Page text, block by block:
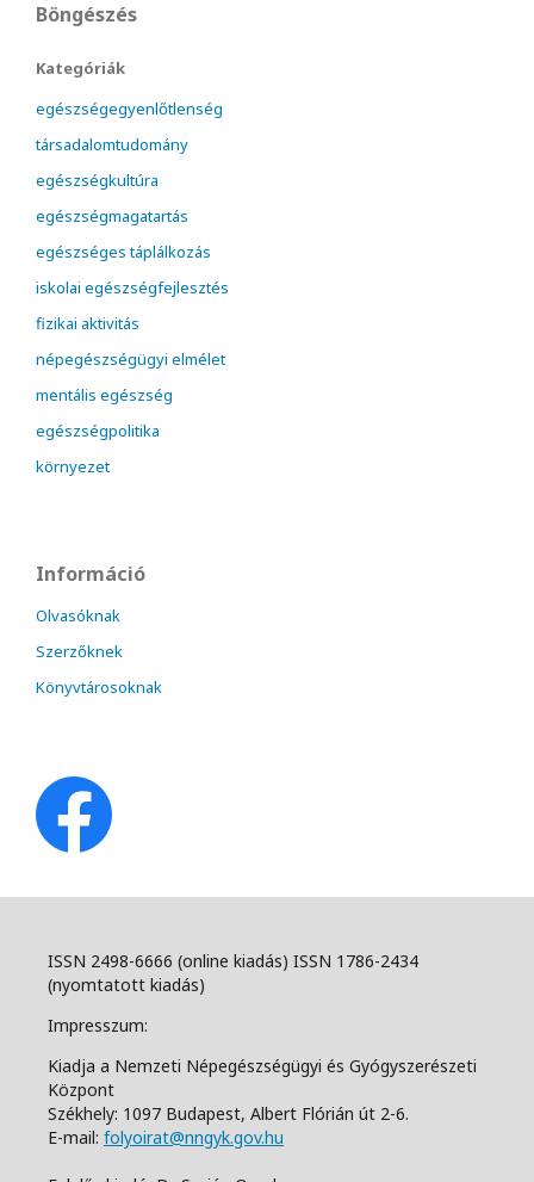
Böngészés
Kategóriák
egészségegyenlőtlenség
társadalomtudomány
egészségkultúra
egészségmagatartás
egészséges táplálkozás
iskolai egészségfejlesztés
fizikai aktivitás
népegészségügyi elmélet
mentális egészség
egészségpolitika
környezet
Információ
Olvasóknak
Szerzőknek
Könyvtárosoknak
ISSN 2498-6666 (online kiadás) ISSN 1786-2434
(nyomtatott kiadás)
Impresszum:
Kiadja a Nemzeti Népegészségügyi és Gyógyszerészeti
Központ
Székhely: 1097 Budapest, Albert Flórián út 2-6.
E-mail: folyoirat@nngyk.gov.hu